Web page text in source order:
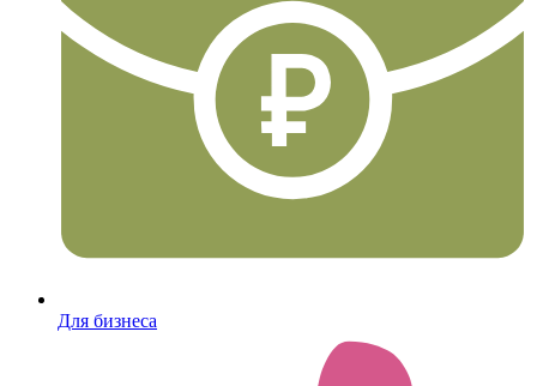
Для бизнеса